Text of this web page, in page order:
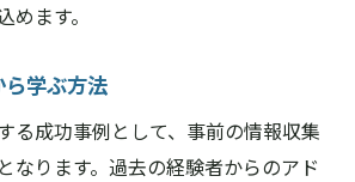
ます。
学ぶ方法
る成功事例として、事前の情報収集
なります。過去の経験者からのアド